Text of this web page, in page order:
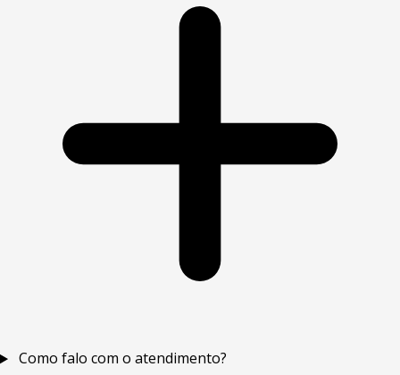
Como falo com o atendimento?